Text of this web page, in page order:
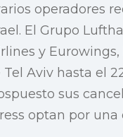
operadores
El Grupo
y
Aviv hasta el
sus
optan por